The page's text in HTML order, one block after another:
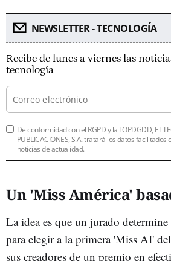
NEWSLETTER - TECNOLOGÍA
Recibe de lunes a viernes las
tecnología
De conformidad con el RGPD y la LOPDGDD, EL
PUBLICACIONES, S.A. tratará los datos
noticias de actualidad.
Un 'Miss América'
La idea es que un jurado determine
para elegir a la primera 'Miss AI'
sus creadores de un premio en